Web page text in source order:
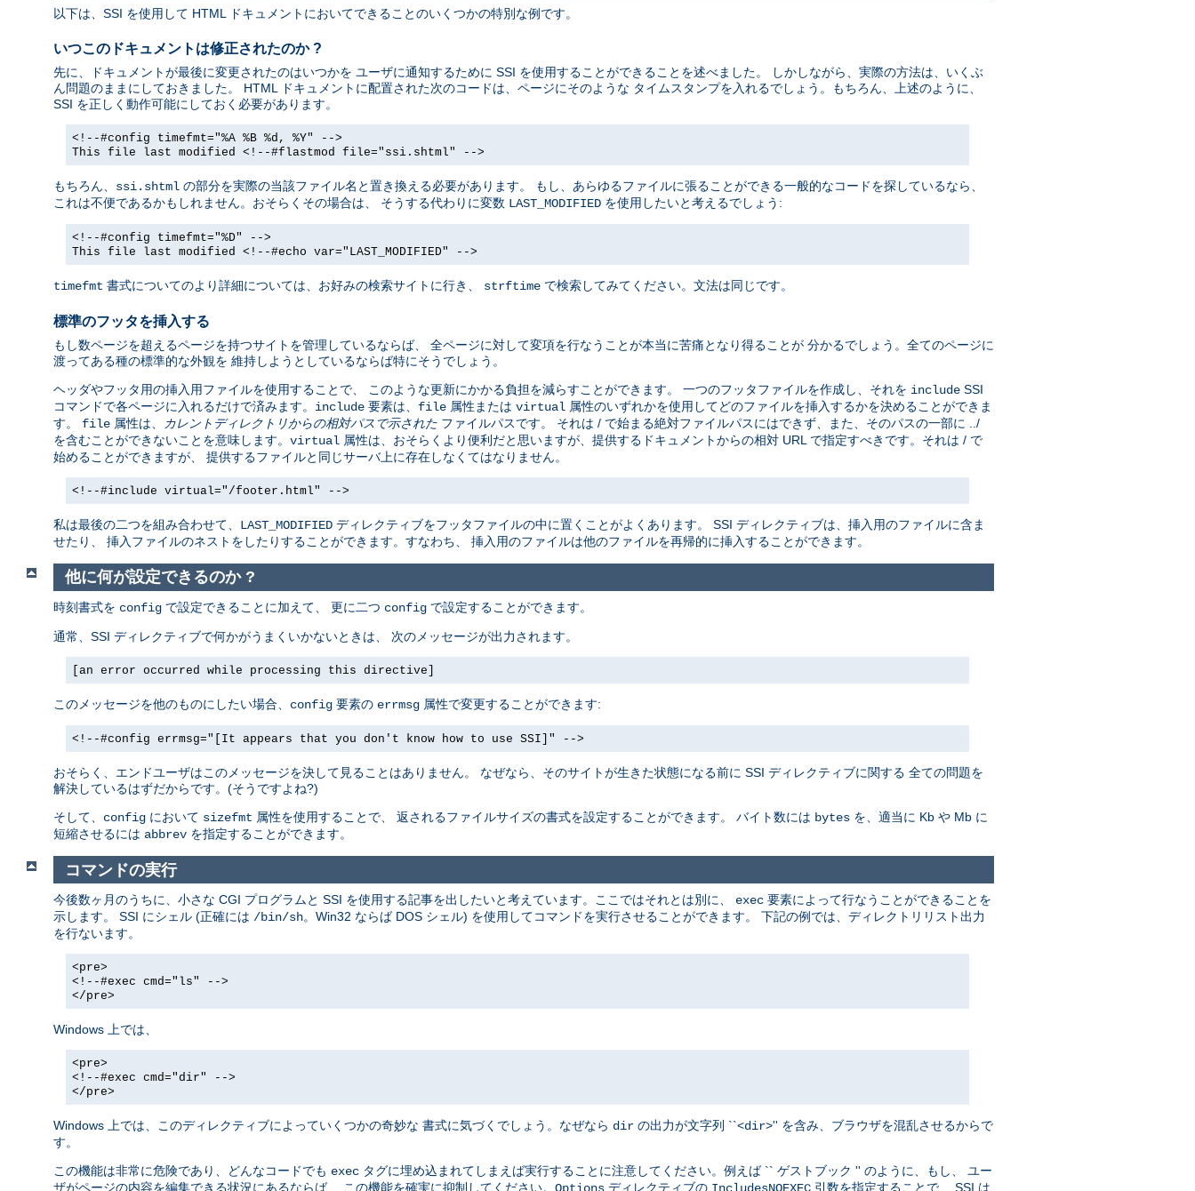
以下は、SSI を使用して HTML ドキュメントにおいてできることのいくつかの特別な例です。
いつこのドキュメントは修正されたのか ?
先に、ドキュメントが最後に変更されたのはいつかを ユーザに通知するために SSI を使用することができることを述べました。 しかしながら、実際の方法は、いくぶ
ん問題のままにしておきました。 HTML ドキュメントに配置された次のコードは、ページにそのような タイムスタンプを入れるでしょう。もちろん、上述のように、
SSI を正しく動作可能にしておく必要があります。
<!--#config timefmt="%A %B %d, %Y" -->
This file last modified <!--#flastmod file="ssi.shtml" -->
もちろん、 ssi.shtml の部分を実際の当該ファイル名と置き換える必要があります。 もし、あらゆるファイルに張ることができる一般的なコードを探しているなら、
これは不便であるかもしれません。おそらくその場合は、 そうする代わりに変数 LAST_MODIFIED を使用したいと考えるでしょう:
<!--#config timefmt="%D" -->
This file last modified <!--#echo var="LAST_MODIFIED" -->
timefmt 書式についてのより詳細については、お好みの検索サイトに行き、 strftime で検索してみてください。文法は同じです。
標準のフッタを挿入する
もし数ページを超えるページを持つサイトを管理しているならば、 全ページに対して変項を行なうことが本当に苦痛となり得ることが 分かるでしょう。全てのページに
渡ってある種の標準的な外観を 維持しようとしているならば特にそうでしょう。
ヘッダやフッタ用の挿入用ファイルを使用することで、 このような更新にかかる負担を減らすことができます。 一つのフッタファイルを作成し、それを include SSI
コマンドで各ページに入れるだけで済みます。 include 要素は、 file 属性または virtual 属性のいずれかを使用してどのファイルを挿入するかを決めることができま
す。 file 属性は、 カレントディレクトリからの相対パスで示された ファイルパスです。 それは / で始まる絶対ファイルパスにはできず、また、そのパスの一部に ../
を含むことができないことを意味します。 virtual 属性は、おそらくより便利だと思いますが、提供するドキュメントからの相対 URL で指定すべきです。それは / で
始めることができますが、 提供するファイルと同じサーバ上に存在しなくてはなりません。
<!--#include virtual="/footer.html" -->
私は最後の二つを組み合わせて、 LAST_MODIFIED ディレクティブをフッタファイルの中に置くことがよくあります。 SSI ディレクティブは、挿入用のファイルに含ま
せたり、 挿入ファイルのネストをしたりすることができます。すなわち、 挿入用のファイルは他のファイルを再帰的に挿入することができます。
他に何が設定できるのか ?
時刻書式を config で設定できることに加えて、 更に二つ config で設定することができます。
通常、SSI ディレクティブで何かがうまくいかないときは、 次のメッセージが出力されます。
[an error occurred while processing this directive]
このメッセージを他のものにしたい場合、 config 要素の errmsg 属性で変更することができます:
<!--#config errmsg="[It appears that you don't know how to use SSI]" -->
おそらく、エンドユーザはこのメッセージを決して見ることはありません。 なぜなら、そのサイトが生きた状態になる前に SSI ディレクティブに関する 全ての問題を
解決しているはずだからです。(そうですよね?)
そして、 config において sizefmt 属性を使用することで、 返されるファイルサイズの書式を設定することができます。 バイト数には bytes を、適当に Kb や Mb に
短縮させるには abbrev を指定することができます。
コマンドの実行
今後数ヶ月のうちに、小さな CGI プログラムと SSI を使用する記事を出したいと考えています。ここではそれとは別に、 exec 要素によって行なうことができることを
示します。 SSI にシェル (正確には /bin/sh。Win32 ならば DOS シェル) を使用してコマンドを実行させることができます。 下記の例では、ディレクトリリスト出力
を行ないます。
<pre>
<!--#exec cmd="ls" -->
</pre>
Windows 上では、
<pre>
<!--#exec cmd="dir" -->
</pre>
Windows 上では、このディレクティブによっていくつかの奇妙な 書式に気づくでしょう。なぜなら dir の出力が文字列 ``<dir>'' を含み、ブラウザを混乱させるからで
す。
この機能は非常に危険であり、どんなコードでも exec タグに埋め込まれてしまえば実行することに注意してください。例えば `` ゲストブック '' のように、もし、 ユー
ザがページの内容を編集できる状況にあるならば、 この機能を確実に抑制してください。
ディレクティブの 引数を指定することで、 SSI は